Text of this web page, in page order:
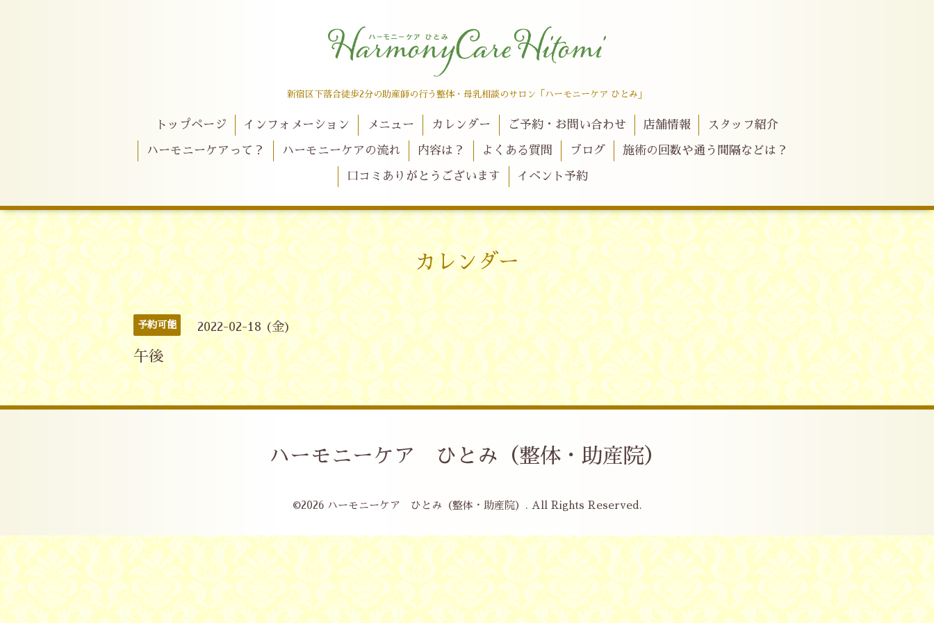
新宿区下落合徒歩2分の助産師の行う整体・母乳相談のサロン「ハーモニーケア ひとみ」
トップページ インフォメーション メニュー カレンダー ご予約・お問い合わせ 店舗情報 スタッフ紹介
ハーモニーケアって？ ハーモニーケアの流れ 内容は？ よくある質問 ブログ 施術の回数や通う間隔などは？
口コミありがとうございます イベント予約
カレンダー
予約可能 2022-02-18 (金)
午後
ハーモニーケア ひとみ（整体・助産院）
©2026 ハーモニーケア ひとみ（整体・助産院） . All Rights Reserved.